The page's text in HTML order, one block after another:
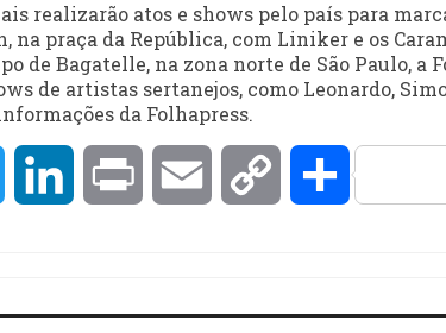
realizarão atos e shows pelo país para
na praça da República, com Liniker e os
de Bagatelle, na zona norte de São Paulo, a
de artistas sertanejos, como Leonardo,
da Folhapress.
Twitter LinkedInPrint Email Copy